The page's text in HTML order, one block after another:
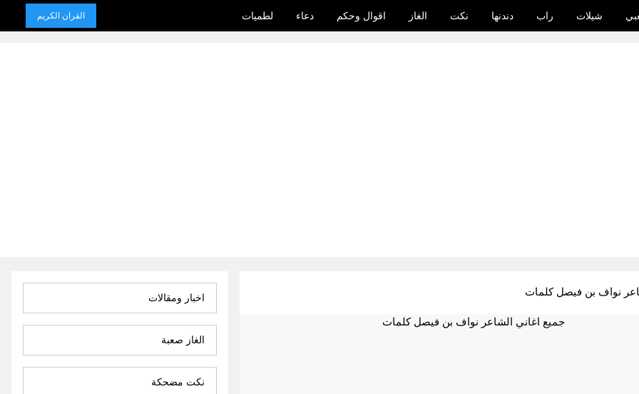
شيلات راب دندنها نكت الغاز اقوال وحكم دعاء لطميات القران الكريم
نواف بن فيصل كلمات
اخبار ومقالات
الغاز صعبة
نكت مضحكة